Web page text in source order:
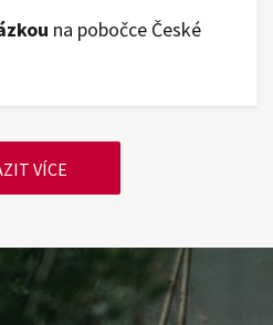
na pobočce České
VÍCE